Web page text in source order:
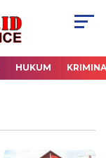
HUKUM